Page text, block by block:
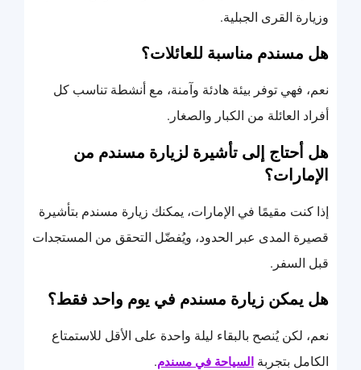
وزيارة القرى الجبلية.
هل مسندم مناسبة للعائلات؟
نعم، فهي توفر بيئة هادئة وآمنة، مع أنشطة تناسب كل
أفراد العائلة من الكبار والصغار.
هل أحتاج إلى تأشيرة لزيارة مسندم من
الإمارات؟
إذا كنت مقيمًا في الإمارات، يمكنك زيارة مسندم بتأشيرة
قصيرة المدى عبر الحدود، ويُفضّل التحقق من المستجدات
قبل السفر.
هل يمكن زيارة مسندم في يوم واحد فقط؟
نعم، لكن يُنصح بالبقاء ليلة واحدة على الأقل للاستمتاع
الكامل بتجربة السياحة في مسندم.